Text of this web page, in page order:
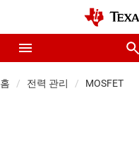
홈 전력 관리 MOSFET